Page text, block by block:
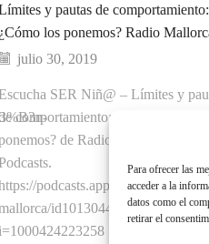
Para ofrecer las
acceder a la
datos como el
retirar el
y pautas de comportamiento:
¿Cómo los ponemos? Radio
julio 30, 2019
SER Niñ@ – Límites y
comportamiento: ¿Cómo los
de Radio Mallorca desde
podcasts.apple.com/es/
id1013044246?
i=1000424223258